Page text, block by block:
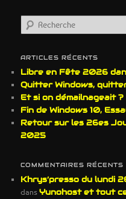
e
h
e
r
c
h
e
ARTICLES RÉCENTS
Libre en Fête 2026
Quitter Windows,
Et si on démailnageait ?
Fin de Windows 10,
Retour sur les 26es
2025
COMMENTAIRES RÉCENTS
Khrys’presso du lundi
dansYunohost et tout